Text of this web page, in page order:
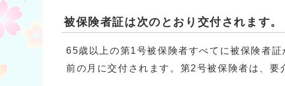
被保険者証は次のとおり交付されます。
65歳以上の第1号被保険者すべてに被保険者
前の月に交付されます。第2号被保険者は、要